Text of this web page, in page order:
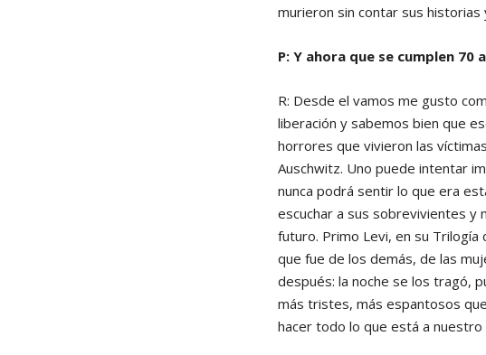
murieron sin contar sus historias
P: Y ahora que se cumplen
R: Desde el vamos me gusto
liberación y sabemos bien que
horrores que vivieron las
Auschwitz. Uno puede intentar
nunca podrá sentir lo que era
escuchar a sus sobrevivientes y
futuro. Primo Levi, en su Trilogía
que fue de los demás, de las
después: la noche se los tragó,
más tristes, más espantosos
hacer todo lo que está a nuestro